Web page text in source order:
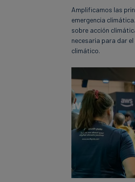
Amplificamos las
emergencia
sobre acción
necesaria para dar
climático.